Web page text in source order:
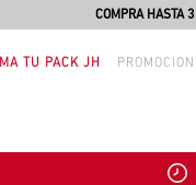
COMPRA HASTA
TU PACK JH